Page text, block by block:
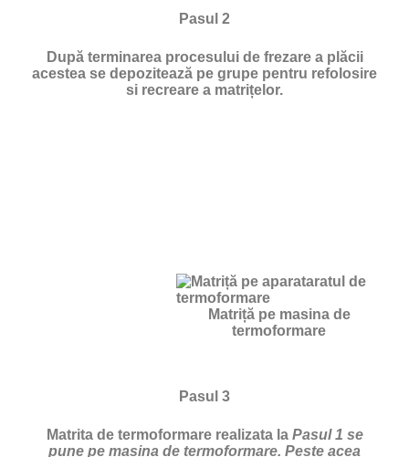
Pasul 2
După terminarea procesului de frezare a plăcii
acestea se depozitează pe grupe pentru refolosire
si recreare a matrițelor.
Matriță pe masina de
termoformare
Pasul 3
Matrita de termoformare realizata la Pasul 1 se
pune pe masina de termoformare. Peste acea